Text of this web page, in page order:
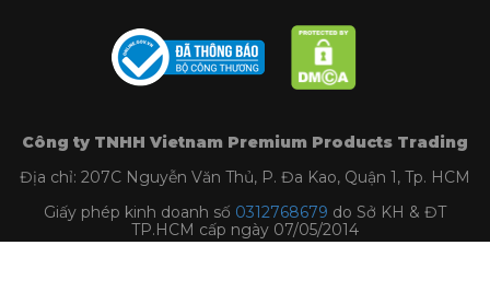
Công ty TNHH Vietnam Premium Products Trading
Địa chỉ: 207C Nguyễn Văn Thủ, P. Đa Kao, Quận 1, Tp. HCM
Giấy phép kinh doanh số 0312768679 do Sở KH & ĐT
TP.HCM cấp ngày 07/05/2014